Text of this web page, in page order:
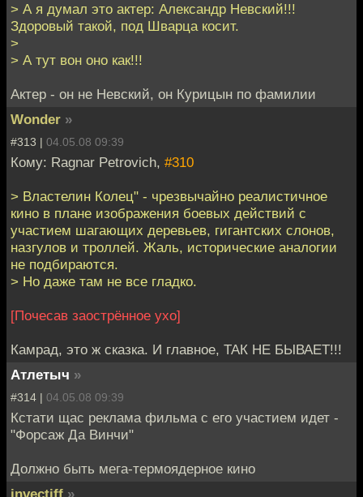
> А я думал это актер: Александр Невский!!!
Здоровый такой, под Шварца косит.
>
> А тут вон оно как!!!
Актер - он не Невский, он Курицын по фамилии
Wonder »
#313 | 04.05.08 09:39
Кому: Ragnar Petrovich, #310
> Властелин Колец" - чрезвычайно реалистичное
кино в плане изображения боевых действий с
участием шагающих деревьев, гигантских слонов,
назгулов и троллей. Жаль, исторические аналогии
не подбираются.
> Но даже там не все гладко.
[Почесав заострённое ухо]
Камрад, это ж сказка. И главное, ТАК НЕ БЫВАЕТ!!!
Атлетыч »
#314 | 04.05.08 09:39
Кстати щас реклама фильма с его участием идет -
"Форсаж Да Винчи"
Должно быть мега-термоядерное кино